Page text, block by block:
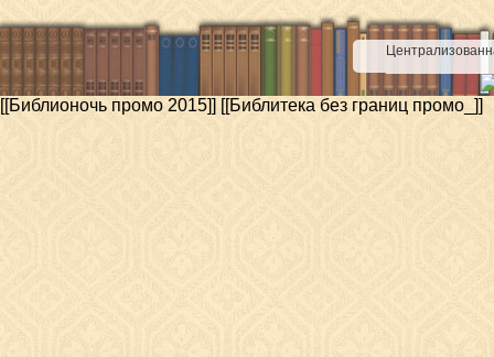
[[Библионочь промо 2015]] [[Библитека без границ промо_]]